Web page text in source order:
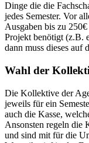
Dinge die die
jedes Semester. Vor
Ausgaben bis zu
Projekt benötigt (z.B.
dann muss dieses auf
Wahl der
Die Kollektive der
jeweils für ein
auch die Kasse,
Ansonsten regeln die
und sind mit für die